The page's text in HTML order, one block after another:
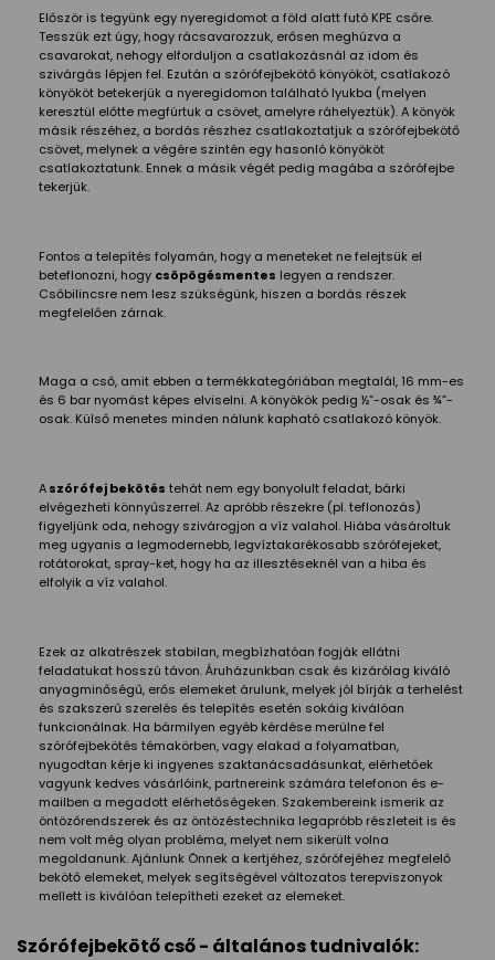
Először is tegyünk egy nyeregidomot a föld alatt futó KPE csőre.
Tesszük ezt úgy, hogy rácsavarozzuk, erősen meghúzva a
csavarokat, nehogy elforduljon a csatlakozásnál az idom és
szivárgás lépjen fel. Ezután a szórófejbekötő könyököt, csatlakozó
könyököt betekerjük a nyeregidomon található lyukba (melyen
keresztül előtte megfúrtuk a csövet, amelyre ráhelyeztük). A könyök
másik részéhez, a bordás részhez csatlakoztatjuk a szórófejbekötő
csövet, melynek a végére szintén egy hasonló könyököt
csatlakoztatunk. Ennek a másik végét pedig magába a szórófejbe
tekerjük.
Fontos a telepítés folyamán, hogy a meneteket ne felejtsük el
beteflonozni, hogy csöpögésmentes legyen a rendszer.
Csőbilincsre nem lesz szükségünk, hiszen a bordás részek
megfelelően zárnak.
Maga a cső, amit ebben a termékkategóriában megtalál, 16 mm-es
és 6 bar nyomást képes elviselni. A könyökök pedig ½”-osak és ¾”-
osak. Külső menetes minden nálunk kapható csatlakozó könyök.
Aszórófej bekötés tehát nem egy bonyolult feladat, bárki
elvégezheti könnyűszerrel. Az apróbb részekre (pl. teflonozás)
figyeljünk oda, nehogy szivárogjon a víz valahol. Hiába vásároltuk
meg ugyanis a legmodernebb, legvíztakarékosabb szórófejeket,
rotátorokat, spray-ket, hogy ha az illesztéseknél van a hiba és
elfolyik a víz valahol.
Ezek az alkatrészek stabilan, megbízhatóan fogják ellátni
feladatukat hosszú távon. Áruházunkban csak és kizárólag kiváló
anyagminőségű, erős elemeket árulunk, melyek jól bírják a terhelést
és szakszerű szerelés és telepítés esetén sokáig kiválóan
funkcionálnak. Ha bármilyen egyéb kérdése merülne fel
szórófejbekötés témakörben, vagy elakad a folyamatban,
nyugodtan kérje ki ingyenes szaktanácsadásunkat, elérhetőek
vagyunk kedves vásárlóink, partnereink számára telefonon és e-
mailben a megadott elérhetőségeken. Szakembereink ismerik az
öntözőrendszerek és az öntözéstechnika legapróbb részleteit is és
nem volt még olyan probléma, melyet nem sikerült volna
megoldanunk. Ajánlunk Önnek a kertjéhez, szórófejéhez megfelelő
bekötő elemeket, melyek segítségével változatos terepviszonyok
mellett is kiválóan telepítheti ezeket az elemeket.
Szórófejbekötő cső - általános tudnivalók: